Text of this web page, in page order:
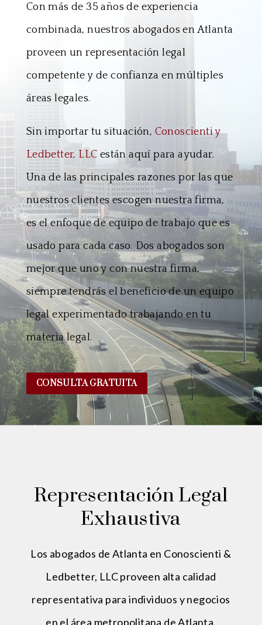
Con más de 35 años de experiencia
combinada, nuestros abogados en Atlanta
proveen un representación legal
competente y de confianza en múltiples
áreas legales.
Sin importar tu situación, Conoscienti y
Ledbetter, LLC están aquí para ayudar.
Una de las principales razones por las que
nuestros clientes escogen nuestra firma,
es el enfoque de equipo de trabajo que es
usado para cada caso. Dos abogados son
mejor que uno y con nuestra firma,
siempre tendrás el beneficio de un equipo
legal experimentado trabajando en tu
materia legal.
CONSULTA GRATUITA
Representación Legal
Exhaustiva
Los abogados de Atlanta en Conoscienti &
Ledbetter, LLC proveen alta calidad
representativa para individuos y negocios
en el área metropolitana de Atlanta.